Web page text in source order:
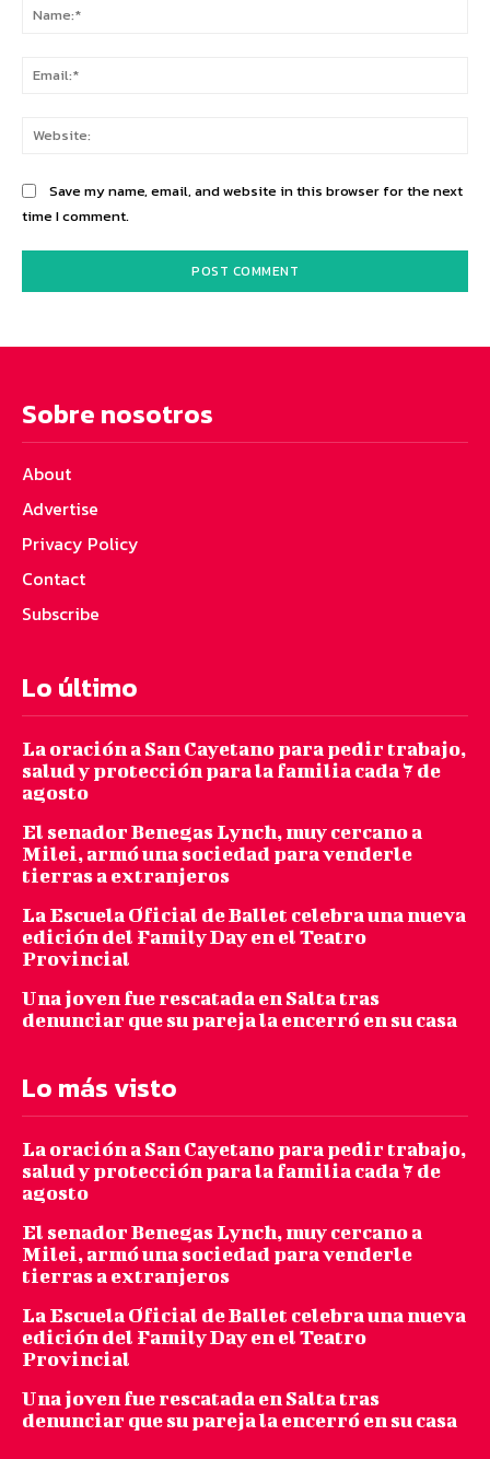
Save my name, email, and website in this browser for the next
time I comment.
Sobre nosotros
About
Advertise
Privacy Policy
Contact
Subscribe
Lo último
La oración a San Cayetano para pedir trabajo,
salud y protección para la familia cada 7 de
agosto
El senador Benegas Lynch, muy cercano a
Milei, armó una sociedad para venderle
tierras a extranjeros
La Escuela Oficial de Ballet celebra una nueva
edición del Family Day en el Teatro
Provincial
Una joven fue rescatada en Salta tras
denunciar que su pareja la encerró en su casa
Lo más visto
La oración a San Cayetano para pedir trabajo,
salud y protección para la familia cada 7 de
agosto
El senador Benegas Lynch, muy cercano a
Milei, armó una sociedad para venderle
tierras a extranjeros
La Escuela Oficial de Ballet celebra una nueva
edición del Family Day en el Teatro
Provincial
Una joven fue rescatada en Salta tras
denunciar que su pareja la encerró en su casa